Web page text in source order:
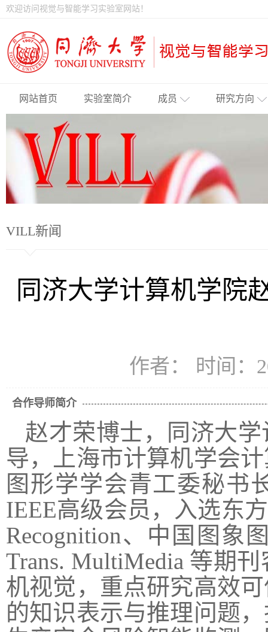
欢迎访问视觉与智能学习实验室网站！
网站首页 实验室简介 成员 研究方向
VILL新闻
同济大学计算机学院
作者： 时间：
合作导师简介
赵才荣博士，
同济大
导，上海市计算机学会
图形学学会青工委秘书
IEEE高级会员，入选东
Recognition、中国图象
Trans. MultiMedia 等期刊
机视觉，重点研究高效
的知识表示与推理问题